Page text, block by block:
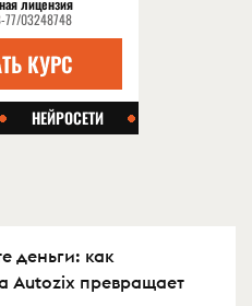
деньги: как
Autozix превращает